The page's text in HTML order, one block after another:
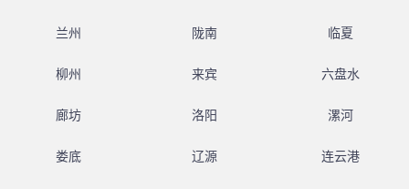
兰州 陇南 临夏
柳州 来宾 六盘水
廊坊 洛阳 漯河
娄底 辽源 连云港